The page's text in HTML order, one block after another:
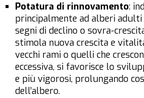
Potatura di rinnovamento:
principalmente ad alberi
segni di declino o sovra-
stimola nuova crescita e
vecchi rami o quelli che
eccessiva, si favorisce lo
e più vigorosi, prolungando
dell’albero.